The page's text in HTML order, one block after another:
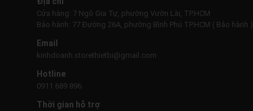
Cửa hàng: 7 Ngô Gia Tự, phường Vườn Lài, TP.HCM
Bảo hành: 77 Đường 26A, phường Bình Phú TP.HCM ( Bảo hành )
Email
kinhdoanh.storethietbi@gmail.com
Hotline
0911 689 896
Thời gian hỗ trợ